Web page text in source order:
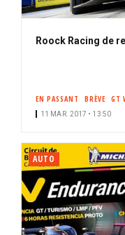
Roock Racing de
EN PASSANT BRÈVE GT
11 MAR. 2017 • 13:50
AUTO